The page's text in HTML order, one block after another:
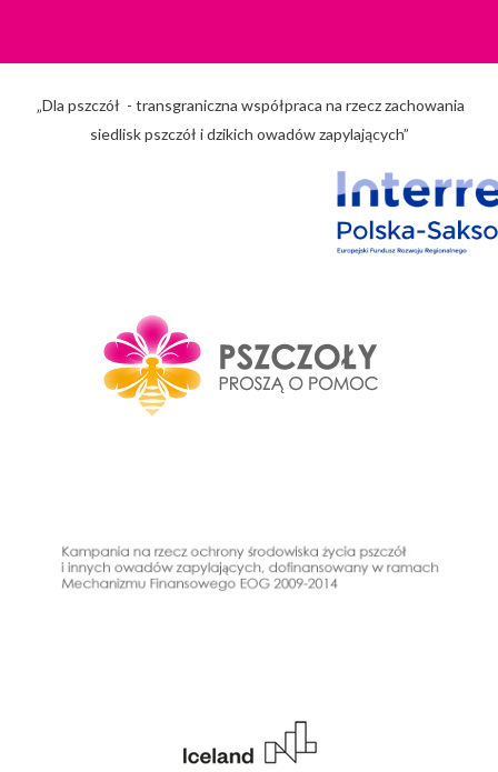
„Dla pszczół - transgraniczna współpraca na rzecz zachowania
siedlisk pszczół i dzikich owadów zapylających”